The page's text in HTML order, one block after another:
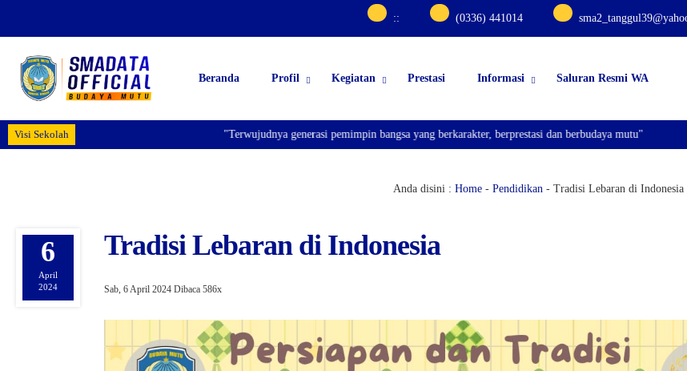
:: (0336) 441014
Beranda Profil Kegiatan Prestasi Informasi Saluran Resmi WA
Visi Sekolah "Terwujudnya generasi pemimpin bangsa yang berkarakter, berprestasi dan berbudaya mutu"
Anda disini : Home- Pendidikan- Tradisi Lebaran di Indonesia
6
April
2024
Tradisi Lebaran di Indonesia
Sab, 6 April 2024 Dibaca 586x